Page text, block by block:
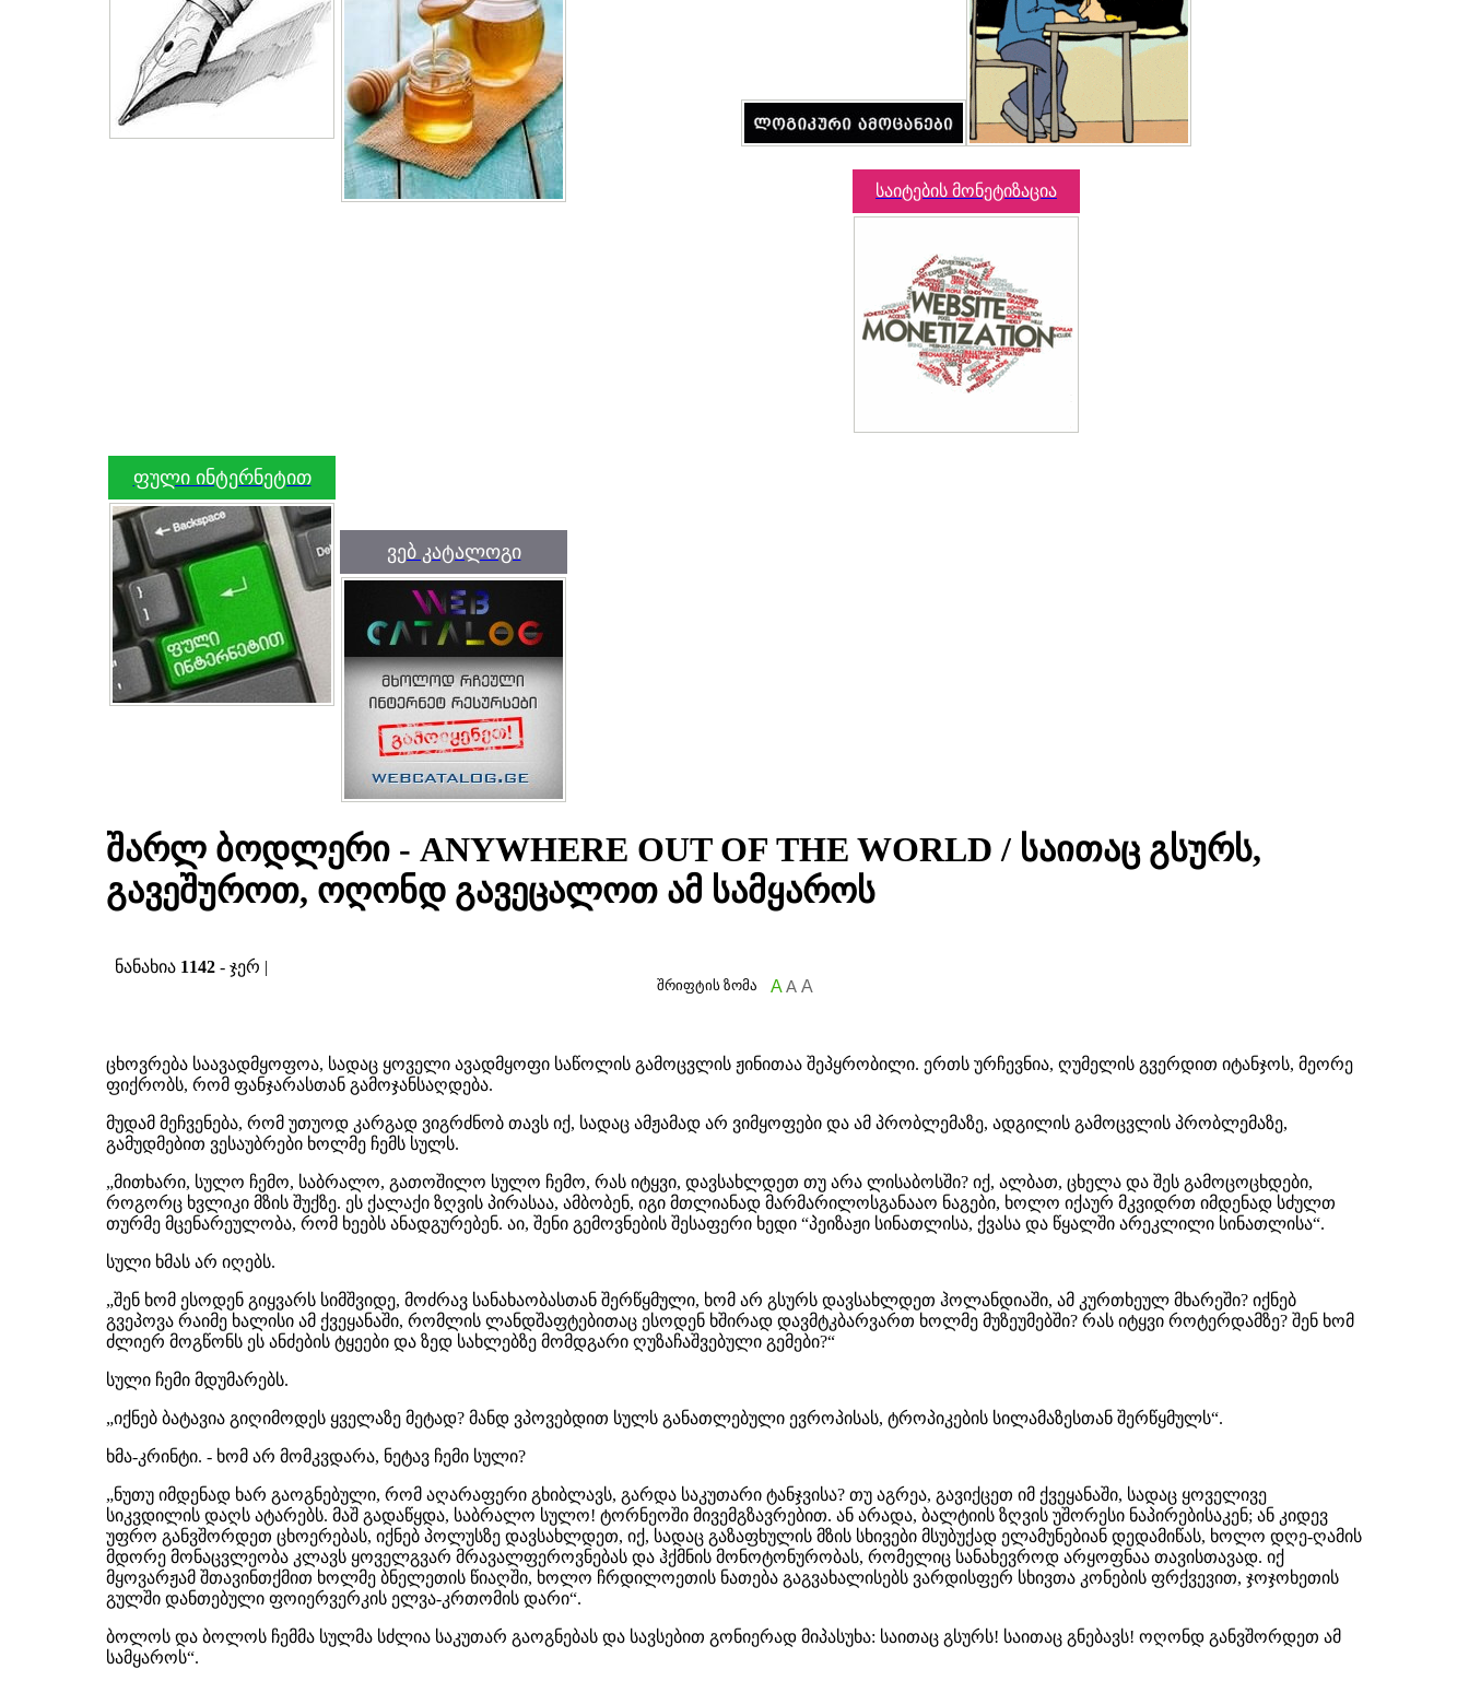
საიტების მონეტიზაცია
ფული ინტერნეტით
ვებ კატალოგი
შარლ ბოდლერი - ANYWHERE OUT OF THE WORLD / საითაც გსურს,
გავეშუროთ, ოღონდ გავეცალოთ ამ სამყაროს
ნანახია 1142 - ჯერ |
შრიფტის ზომა A A A
ცხოვრება საავადმყოფოა, სადაც ყოველი ავადმყოფი საწოლის გამოცვლის ჟინითაა შეპყრობილი. ერთს ურჩევნია, ღუმელის გვერდით იტანჯოს, მეორე
ფიქრობს, რომ ფანჯარასთან გამოჯანსაღდება.
მუდამ მეჩვენება, რომ უთუოდ კარგად ვიგრძნობ თავს იქ, სადაც ამჟამად არ ვიმყოფები და ამ პრობლემაზე, ადგილის გამოცვლის პრობლემაზე,
გამუდმებით ვესაუბრები ხოლმე ჩემს სულს.
„მითხარი, სულო ჩემო, საბრალო, გათოშილო სულო ჩემო, რას იტყვი, დავსახლდეთ თუ არა ლისაბოსში? იქ, ალბათ, ცხელა და შეს გამოცოცხდები,
როგორც ხვლიკი მზის შუქზე. ეს ქალაქი ზღვის პირასაა, ამბობენ, იგი მთლიანად მარმარილოსგანააო ნაგები, ხოლო იქაურ მკვიდრთ იმდენად სძულთ
თურმე მცენარეულობა, რომ ხეებს ანადგურებენ. აი, შენი გემოვნების შესაფერი ხედი “პეიზაჟი სინათლისა, ქვასა და წყალში არეკლილი სინათლისა“.
სული ხმას არ იღებს.
„შენ ხომ ესოდენ გიყვარს სიმშვიდე, მოძრავ სანახაობასთან შერწყმული, ხომ არ გსურს დავსახლდეთ ჰოლანდიაში, ამ კურთხეულ მხარეში? იქნებ
გვეპოვა რაიმე ხალისი ამ ქვეყანაში, რომლის ლანდშაფტებითაც ესოდენ ხშირად დავმტკბარვართ ხოლმე მუზეუმებში? რას იტყვი როტერდამზე? შენ ხომ
ძლიერ მოგწონს ეს ანძების ტყეები და ზედ სახლებზე მომდგარი ღუზაჩაშვებული გემები?“
სული ჩემი მდუმარებს.
„იქნებ ბატავია გიღიმოდეს ყველაზე მეტად? მანდ ვპოვებდით სულს განათლებული ევროპისას, ტროპიკების სილამაზესთან შერწყმულს“.
ხმა-კრინტი. - ხომ არ მომკვდარა, ნეტავ ჩემი სული?
„ნუთუ იმდენად ხარ გაოგნებული, რომ აღარაფერი გხიბლავს, გარდა საკუთარი ტანჯვისა? თუ აგრეა, გავიქცეთ იმ ქვეყანაში, სადაც ყოველივე
სიკვდილის დაღს ატარებს. მაშ გადაწყდა, საბრალო სულო! ტორნეოში მივემგზავრებით. ან არადა, ბალტიის ზღვის უშორესი ნაპირებისაკენ; ან კიდევ
უფრო განვშორდეთ ცხოერებას, იქნებ პოლუსზე დავსახლდეთ, იქ, სადაც გაზაფხულის მზის სხივები მსუბუქად ელამუნებიან დედამიწას, ხოლო დღე-ღამის
მდორე მონაცვლეობა კლავს ყოველგვარ მრავალფეროვნებას და ჰქმნის მონოტონურობას, რომელიც სანახევროდ არყოფნაა თავისთავად. იქ
მყოვარჟამ შთავინთქმით ხოლმე ბნელეთის წიაღში, ხოლო ჩრდილოეთის ნათება გაგვახალისებს ვარდისფერ სხივთა კონების ფრქვევით, ჯოჯოხეთის
გულში დანთებული ფოიერვერკის ელვა-კრთომის დარი“.
ბოლოს და ბოლოს ჩემმა სულმა სძლია საკუთარ გაოგნებას და სავსებით გონიერად მიპასუხა: საითაც გსურს! საითაც გნებავს! ოღონდ განვშორდეთ ამ
სამყაროს“.